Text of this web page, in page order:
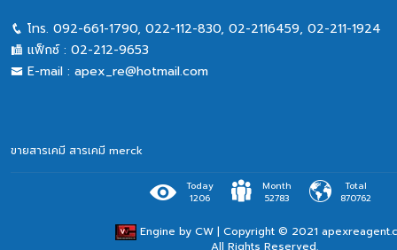
โทร. 092-661-1790, 022-112-830, 02-2116459, 02-211-1924
แฟ็กซ์ : 02-212-9653
E-mail : apex_re@hotmail.com
ขายสารเคมี สารเคมี merck
Engine by CW| Copyright © 2021
All Rights Reserved.
Today
1206
Month
52783
Total
870762